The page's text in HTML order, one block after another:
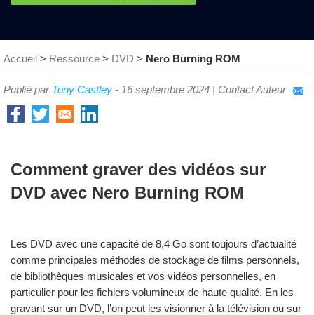
Accueil > Ressource > DVD > Nero Burning ROM
Publié par Tony Castley - 16 septembre 2024 | Contact Auteur
Comment graver des vidéos sur
DVD avec Nero Burning ROM
Les DVD avec une capacité de 8,4 Go sont toujours d’actualité
comme principales méthodes de stockage de films personnels,
de bibliothèques musicales et vos vidéos personnelles, en
particulier pour les fichiers volumineux de haute qualité. En les
gravant sur un DVD, l’on peut les visionner à la télévision ou sur